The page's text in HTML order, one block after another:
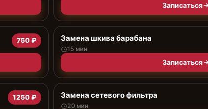
Записаться
750 ₽ Замена шкива барабана
15 мин
Записаться
1250 ₽ Замена сетевого фильтра
20 мин